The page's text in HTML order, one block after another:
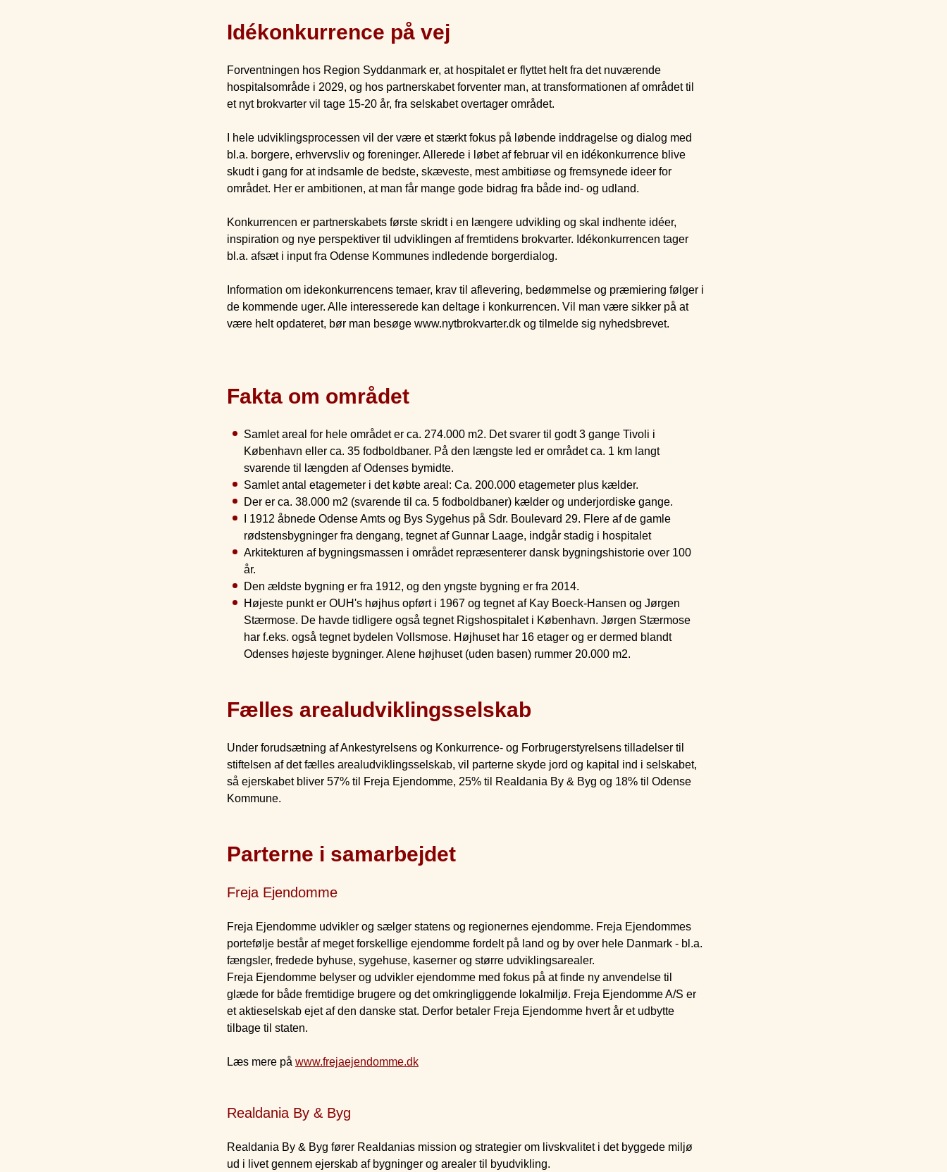
Idékonkurrence på vej
Forventningen hos Region Syddanmark er, at hospitalet er flyttet helt fra det nuværende
hospitalsområde i 2029, og hos partnerskabet forventer man, at transformationen af området til
et nyt brokvarter vil tage 15-20 år, fra selskabet overtager området.
I hele udviklingsprocessen vil der være et stærkt fokus på løbende inddragelse og dialog med
bl.a. borgere, erhvervsliv og foreninger. Allerede i løbet af februar vil en idékonkurrence blive
skudt i gang for at indsamle de bedste, skæveste, mest ambitiøse og fremsynede ideer for
området. Her er ambitionen, at man får mange gode bidrag fra både ind- og udland.
Konkurrencen er partnerskabets første skridt i en længere udvikling og skal indhente idéer,
inspiration og nye perspektiver til udviklingen af fremtidens brokvarter. Idékonkurrencen tager
bl.a. afsæt i input fra Odense Kommunes indledende borgerdialog.
Information om idekonkurrencens temaer, krav til aflevering, bedømmelse og præmiering følger i
de kommende uger. Alle interesserede kan deltage i konkurrencen. Vil man være sikker på at
være helt opdateret, bør man besøge www.nytbrokvarter.dk og tilmelde sig nyhedsbrevet.
Fakta om området
Samlet areal for hele området er ca. 274.000 m2. Det svarer til godt 3 gange Tivoli i
København eller ca. 35 fodboldbaner. På den længste led er området ca. 1 km langt
svarende til længden af Odenses bymidte.
Samlet antal etagemeter i det købte areal: Ca. 200.000 etagemeter plus kælder.
Der er ca. 38.000 m2 (svarende til ca. 5 fodboldbaner) kælder og underjordiske gange.
I 1912 åbnede Odense Amts og Bys Sygehus på Sdr. Boulevard 29. Flere af de gamle
rødstensbygninger fra dengang, tegnet af Gunnar Laage, indgår stadig i hospitalet
Arkitekturen af bygningsmassen i området repræsenterer dansk bygningshistorie over 100
år.
Den ældste bygning er fra 1912, og den yngste bygning er fra 2014.
Højeste punkt er OUH's højhus opført i 1967 og tegnet af Kay Boeck-Hansen og Jørgen
Stærmose. De havde tidligere også tegnet Rigshospitalet i København. Jørgen Stærmose
har f.eks. også tegnet bydelen Vollsmose. Højhuset har 16 etager og er dermed blandt
Odenses højeste bygninger. Alene højhuset (uden basen) rummer 20.000 m2.
Fælles arealudviklingsselskab
Under forudsætning af Ankestyrelsens og Konkurrence- og Forbrugerstyrelsens tilladelser til
stiftelsen af det fælles arealudviklingsselskab, vil parterne skyde jord og kapital ind i selskabet,
så ejerskabet bliver 57% til Freja Ejendomme, 25% til Realdania By & Byg og 18% til Odense
Kommune.
Parterne i samarbejdet
Freja Ejendomme
Freja Ejendomme udvikler og sælger statens og regionernes ejendomme. Freja Ejendommes
portefølje består af meget forskellige ejendomme fordelt på land og by over hele Danmark - bl.a.
fængsler, fredede byhuse, sygehuse, kaserner og større udviklingsarealer.
Freja Ejendomme belyser og udvikler ejendomme med fokus på at finde ny anvendelse til
glæde for både fremtidige brugere og det omkringliggende lokalmiljø. Freja Ejendomme A/S er
et aktieselskab ejet af den danske stat. Derfor betaler Freja Ejendomme hvert år et udbytte
tilbage til staten.
Læs mere på www.frejaejendomme.dk
Realdania By & Byg
Realdania By & Byg fører Realdanias mission og strategier om livskvalitet i det byggede miljø
ud i livet gennem ejerskab af bygninger og arealer til byudvikling.